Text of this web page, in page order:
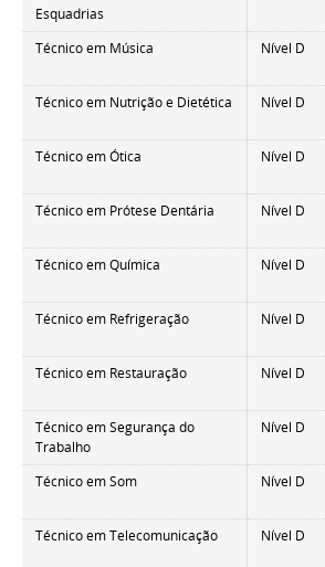
Esquadrias
Técnico em Música
Nível D
Técnico em Nutrição e Dietética
Nível D
Técnico em Ótica
Nível D
Técnico em Prótese Dentária
Nível D
Técnico em Química
Nível D
Técnico em Refrigeração
Nível D
Técnico em Restauração
Nível D
Técnico em Segurança do
Trabalho
Nível D
Técnico em Som
Nível D
Técnico em Telecomunicação
Nível D